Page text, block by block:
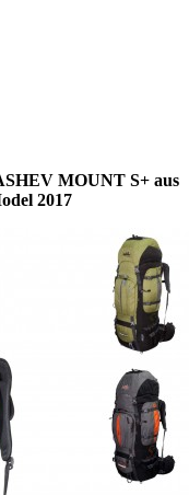
MOUNT S+ aus
2017